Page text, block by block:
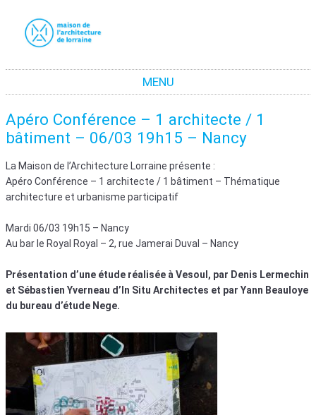
La maison de l'architecture de Lorraine
MENU
Apéro Conférence – 1 architecte / 1
bâtiment – 06/03 19h15 – Nancy
La Maison de l’Architecture Lorraine présente :
Apéro Conférence – 1 architecte / 1 bâtiment – Thématique
architecture et urbanisme participatif
Mardi 06/03 19h15 – Nancy
Au bar le Royal Royal – 2, rue Jamerai Duval – Nancy
Présentation d’une étude réalisée à Vesoul, par Denis Lermechin
et Sébastien Yverneau d’In Situ Architectes et par Yann Beauloye
du bureau d’étude Nege.